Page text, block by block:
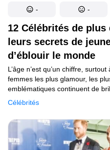
12 Célébrités de plus
leurs secrets de
d’éblouir le monde
Célébrités
L’âge n’est qu’un chiffre,
femmes les plus glamour, les
emblématiques continuent de
de la soixantaine. Jetons un
et voyons comment elles
grâce, style et un indéniable
- -